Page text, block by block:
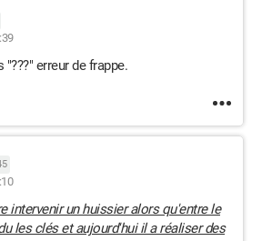
erreur de frappe.
intervenir un huissier alors qu'entre le
les clés et aujourd'hui il a réaliser des